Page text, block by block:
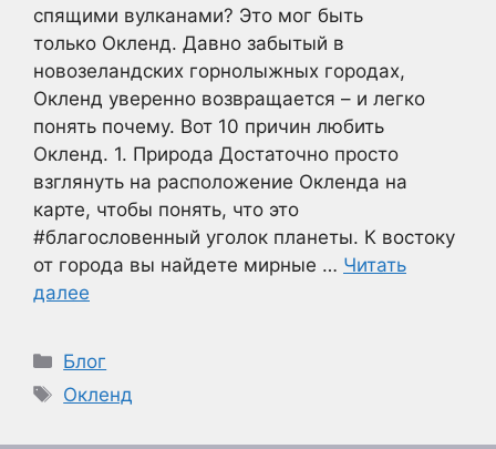
спящими вулканами? Это мог быть
только Окленд. Давно забытый в
новозеландских горнолыжных городах,
Окленд уверенно возвращается – и легко
понять почему. Вот 10 причин любить
Окленд. 1. Природа Достаточно просто
взглянуть на расположение Окленда на
карте, чтобы понять, что это
#благословенный уголок планеты. К востоку
от города вы найдете мирные … Читать
далее
Рубрики
Блог
Метки
Окленд